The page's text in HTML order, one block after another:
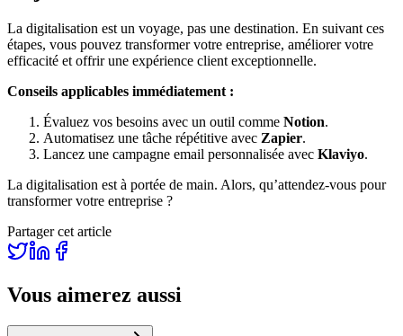
La digitalisation est un voyage, pas une destination. En suivant ces
étapes, vous pouvez transformer votre entreprise, améliorer votre
efficacité et offrir une expérience client exceptionnelle.
Conseils applicables immédiatement :
Évaluez vos besoins avec un outil comme Notion.
Automatisez une tâche répétitive avec Zapier.
Lancez une campagne email personnalisée avec Klaviyo.
La digitalisation est à portée de main. Alors, qu’attendez-vous pour
transformer votre entreprise ?
Partager cet article
Vous aimerez aussi